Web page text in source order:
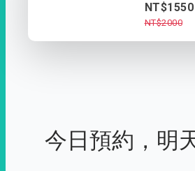
NT$1550
NT$2000
今日預約，明